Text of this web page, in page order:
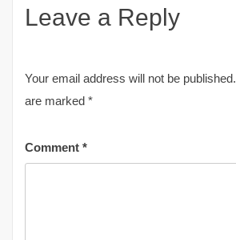
Leave a Reply
Your email address will not be published.
are marked *
Comment *